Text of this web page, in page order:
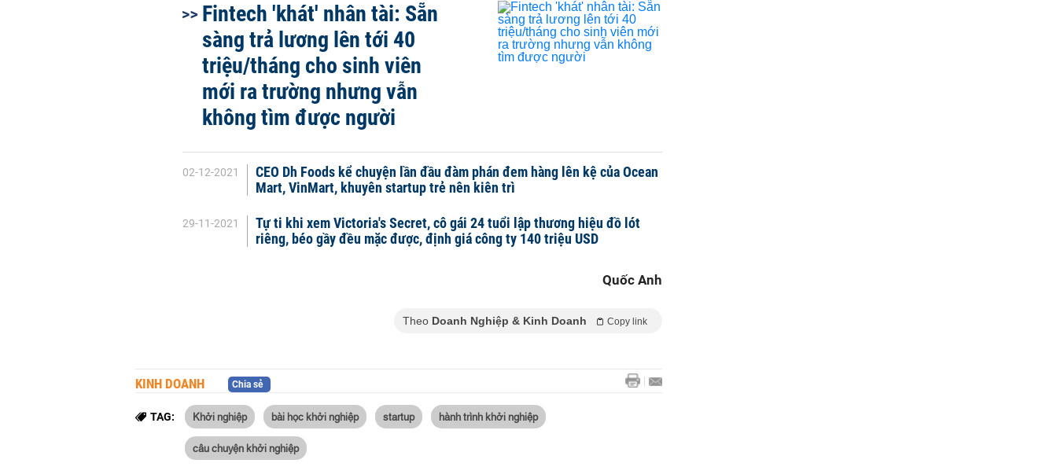
Fintech 'khát' nhân tài: Sẵn
sàng trả lương lên tới 40
triệu/tháng cho sinh viên
mới ra trường nhưng vẫn
không tìm được người
02-12-2021
CEO Dh Foods kể chuyện lần đầu đàm phán đem hàng lên kệ của Ocean
Mart, VinMart, khuyên startup trẻ nên kiên trì
29-11-2021
Tự ti khi xem Victoria's Secret, cô gái 24 tuổi lập thương hiệu đồ lót
riêng, béo gầy đều mặc được, định giá công ty 140 triệu USD
Quốc Anh
Theo Doanh Nghiệp & Kinh Doanh Copy link
KINH DOANH Chia sẻ
TAG: Khởi nghiệp bài học khởi nghiệp startup hành trình khởi nghiệp
câu chuyện khởi nghiệp